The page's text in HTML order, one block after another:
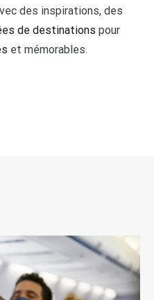
des inspirations, des
de destinations pour
et mémorables.